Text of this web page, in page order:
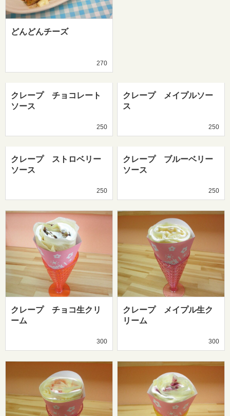
どんどんチーズ
270
クレープ チョコレート
ソース
250
クレープ メイプルソー
ス
250
クレープ ストロベリー
ソース
250
クレープ ブルーベリー
ソース
250
クレープ チョコ生クリ
ーム
300
クレープ メイプル生ク
リーム
300